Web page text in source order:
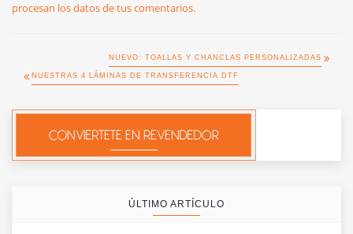
procesan los datos de tus comentarios.
NUEVO: TOALLAS Y CHANCLAS PERSONALIZADAS
NUESTRAS 4 LÁMINAS DE TRANSFERENCIA DTF
ÚLTIMO ARTÍCULO